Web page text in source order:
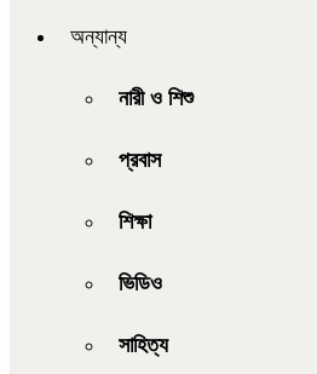
অন্যান্য
নারী ও শিশু
প্রবাস
শিক্ষা
ভিডিও
সাহিত্য